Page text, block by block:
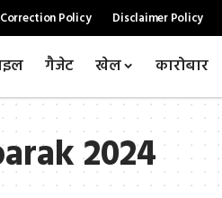
Correction Policy Disclaimer Policy
गैजेट खेल कारोबार
2024